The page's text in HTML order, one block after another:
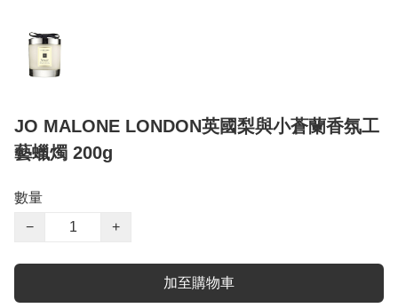
JO MALONE LONDON英國梨與小蒼蘭香氛工
藝蠟燭 200g
數量
−
+
加至購物車